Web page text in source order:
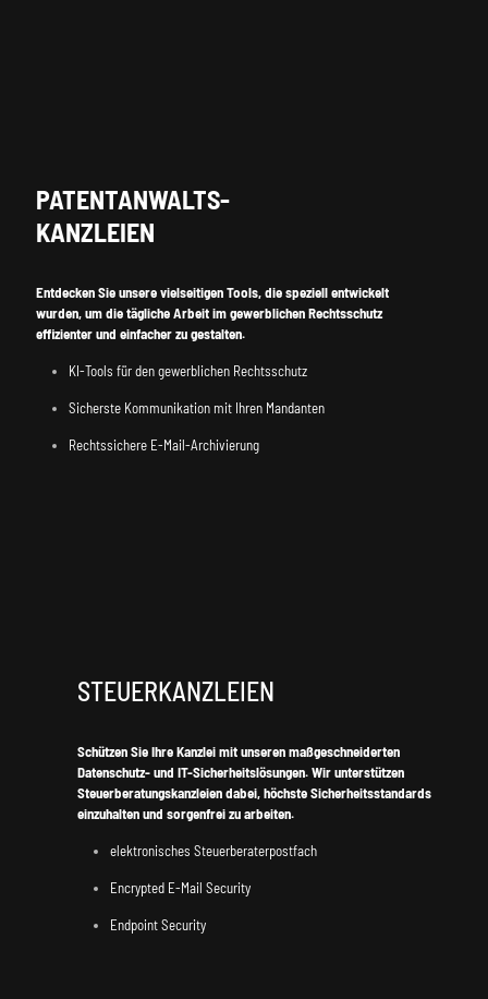
PATENTANWALTS-
KANZLEIEN
Entdecken Sie unsere vielseitigen Tools, die speziell entwickelt
wurden, um die tägliche Arbeit im gewerblichen Rechtsschutz
effizienter und einfacher zu gestalten.
KI-Tools für den gewerblichen Rechtsschutz
Sicherste Kommunikation mit Ihren Mandanten
Rechtssichere E-Mail-Archivierung
STEUERKANZLEIEN
Schützen Sie Ihre Kanzlei mit unseren maßgeschneiderten
Datenschutz- und IT-Sicherheitslösungen. Wir unterstützen
Steuerberatungskanzleien dabei, höchste Sicherheitsstandards
einzuhalten und sorgenfrei zu arbeiten.
elektronisches Steuerberaterpostfach
Encrypted E-Mail Security
Endpoint Security